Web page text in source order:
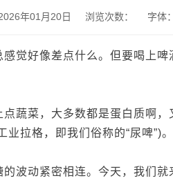
年01月20日 浏览次数： 字体：
觉好像差点什么。但要喝上啤
蔬菜，大多数都是蛋白质啊
业拉格，即我们俗称的“尿啤”)。
波动紧密相连。今天，我们